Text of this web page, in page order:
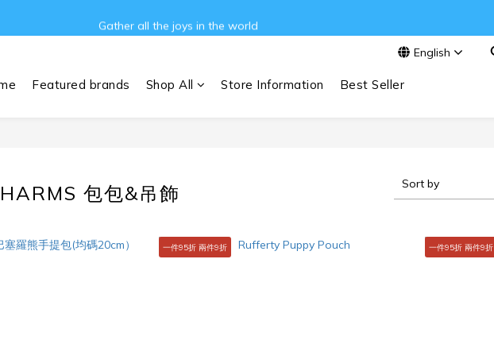
Gather all the joys in the world
English
Featured brands Shop All Store Information Best Seller
包包&吊飾 Sort by
一件95折 兩件9折 一件95折 兩件9折